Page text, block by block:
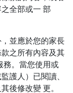
全部或一 部
並應於您的家長
款之所有內容及其
務。當您使用或
護人）已閱讀、
後修改變 更。